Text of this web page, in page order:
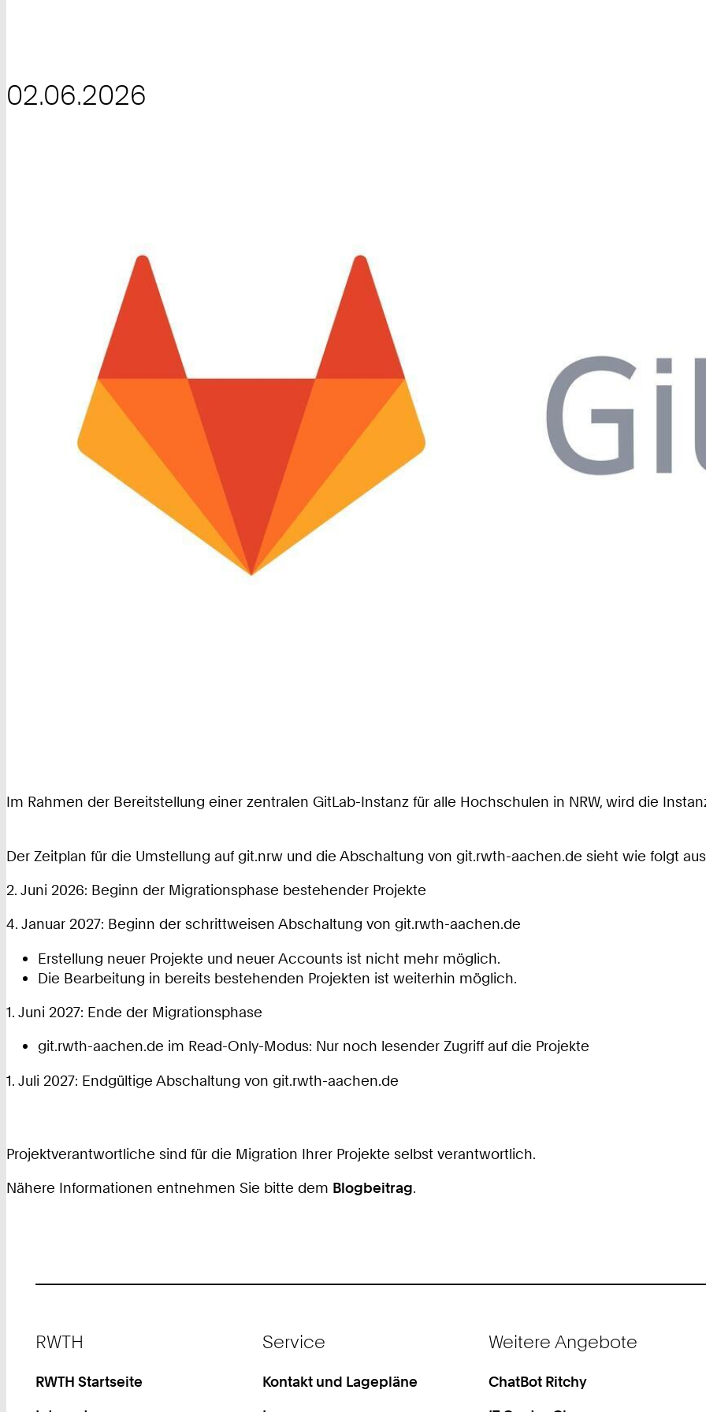
02.06.2026
Im Rahmen der Bereitstellung einer zentralen GitLab-Instanz für alle Hochschulen in NRW, wird die
Der Zeitplan für die Umstellung auf git.nrw und die Abschaltung von git.rwth-aachen.de sieht wie folgt
2. Juni 2026: Beginn der Migrationsphase bestehender Projekte
4. Januar 2027: Beginn der schrittweisen Abschaltung von git.rwth-aachen.de
Erstellung neuer Projekte und neuer Accounts ist nicht mehr möglich.
Die Bearbeitung in bereits bestehenden Projekten ist weiterhin möglich.
1. Juni 2027: Ende der Migrationsphase
git.rwth-aachen.de im Read-Only-Modus: Nur noch lesender Zugriff auf die Projekte
1. Juli 2027: Endgültige Abschaltung von git.rwth-aachen.de
Projektverantwortliche sind für die Migration Ihrer Projekte selbst verantwortlich.
Nähere Informationen entnehmen Sie bitte dem Blogbeitrag.
RWTH
RWTH Startseite
Service
Kontakt und Lagepläne
Weitere Angebote
ChatBot Ritchy